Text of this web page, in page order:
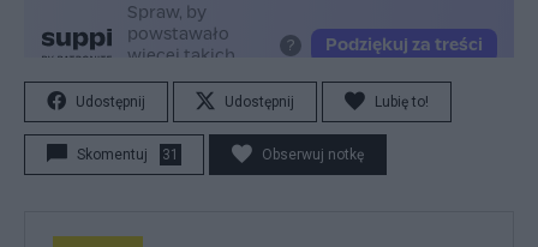
Udostępnij Udostępnij Lubię to!
Skomentuj 31 Obserwuj notkę